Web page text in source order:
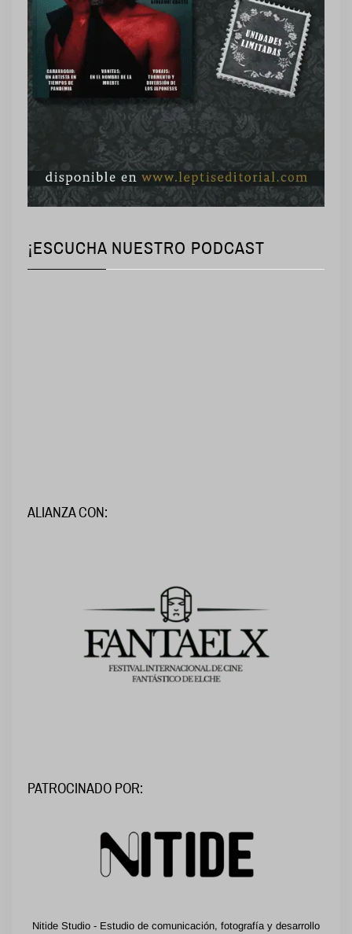
¡ESCUCHA NUESTRO PODCAST
ALIANZA CON:
PATROCINADO POR:
Nitide Studio - Estudio de comunicación, fotografía y desarrollo